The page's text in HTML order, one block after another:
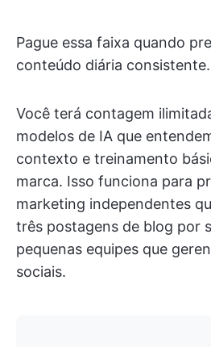
Pague essa faixa quando
conteúdo diária consistente.
Você terá contagem
modelos de IA que
contexto e treinamento
marca. Isso funciona para
marketing independentes
três postagens de blog por
pequenas equipes que
sociais.